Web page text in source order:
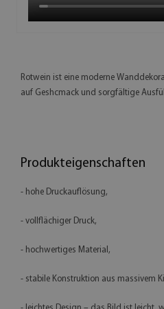
Rotwein ist eine moderne
auf Geshcmack und sorgfältige
Produkteigenschaften
- hohe Druckauflösung,
- vollflächiger Druck,
- hochwertiges Material,
- stabile Konstruktion aus massivem